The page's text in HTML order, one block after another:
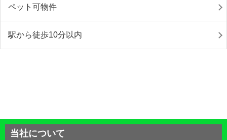
ペット可物件
駅から徒歩10分以内
当社について